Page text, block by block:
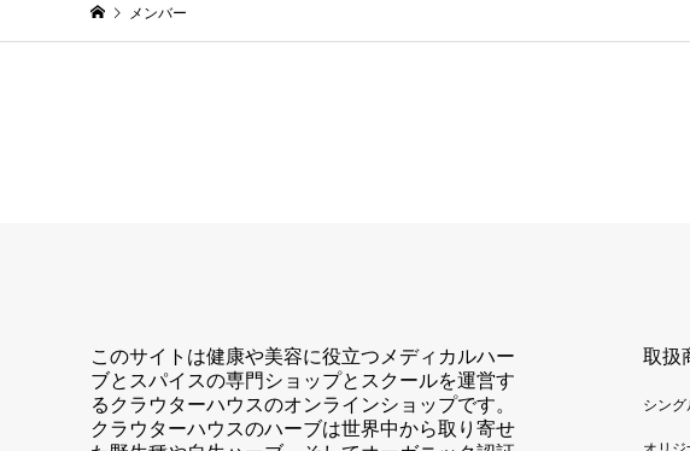
メンバー
このサイトは健康や美容に役立つメディカルハー
ブとスパイスの専門ショップとスクールを運営す
るクラウターハウスのオンラインショップです。
クラウターハウスのハーブは世界中から取り寄せ
取扱
シン